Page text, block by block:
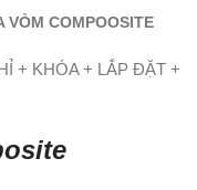
VÒM COMPOOSITE
+ KHÓA + LẮP ĐẶT +